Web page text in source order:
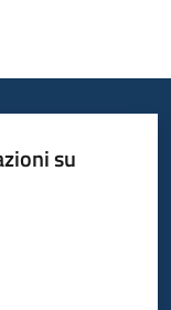
su